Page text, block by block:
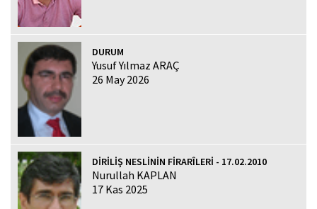
DURUM
Yusuf Yılmaz ARAÇ
26 May 2026
DİRİLİŞ NESLİNİN FİRARÎLERİ - 17.02.2010
Nurullah KAPLAN
17 Kas 2025